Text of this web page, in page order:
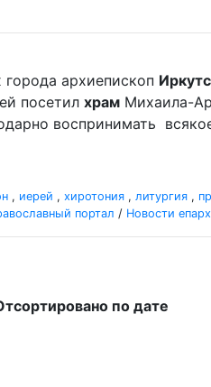
города архиепископ
посетил храм Михаила-
воспринимать
, иерей , хиротония , литургия ,
портал / Новости
по дате